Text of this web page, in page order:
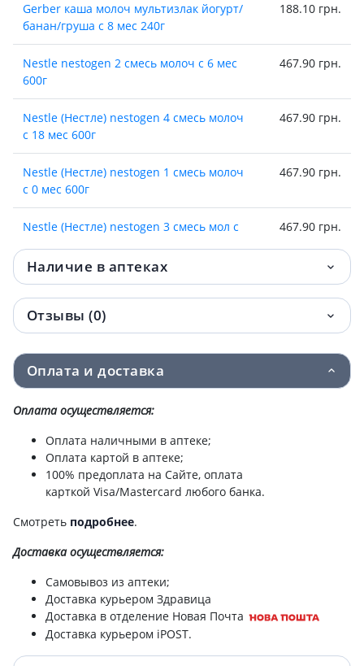
Gerber каша молоч мультизлак йогурт/
банан/груша с 8 мес 240г
188.10 грн.
Nestle nestogen 2 смесь молоч с 6 мес
600г
467.90 грн.
Nestle (Нестле) nestogen 4 смесь молоч
с 18 мес 600г
467.90 грн.
Nestle (Нестле) nestogen 1 смесь молоч
с 0 мес 600г
467.90 грн.
Nestle (Нестле) nestogen 3 смесь мол с
467.90 грн.
Спец/пит Nestle (Нестле) изосурс
энерджи 1000мл
512.70 грн.
Детское питание Nestle nan смесь
кисломол с рожд 400г 1000007
528.90 грн.
Nestle (Нестле) NAN (НАН)-1 смесь с 0
мес 400г 1000001
565.80 грн.
Детское питание Nestle peptamen af
neutral dual 500мл
Nestle (Нестле) NAN (НАН) смесь
безлактозная 400г 1000204
Спец/пит Nestle resource 2.0+Fibre
СПЕЦ/ПИТ NESTLE RESOURCE 2.0+FIBRE
НЕЙТР ВКУС 200МЛ №4
Nestle (Нестле) NAN (НАН) смесь
705.10 грн.
Наличие в аптеках
Отзывы (0)
Оплата и доставка
Оплата осуществляется:
Оплата наличными в аптеке;
Оплата картой в аптеке;
100% предоплата на Сайте, оплата
карткой Visa/Mastercard любого банка.
Смотреть подробнее.
Доставкаосуществляется:
Самовывоз из аптеки;
Доставка курьером Здравица
Доставка в отделение Новая Почта
Доставка курьером iPOST.